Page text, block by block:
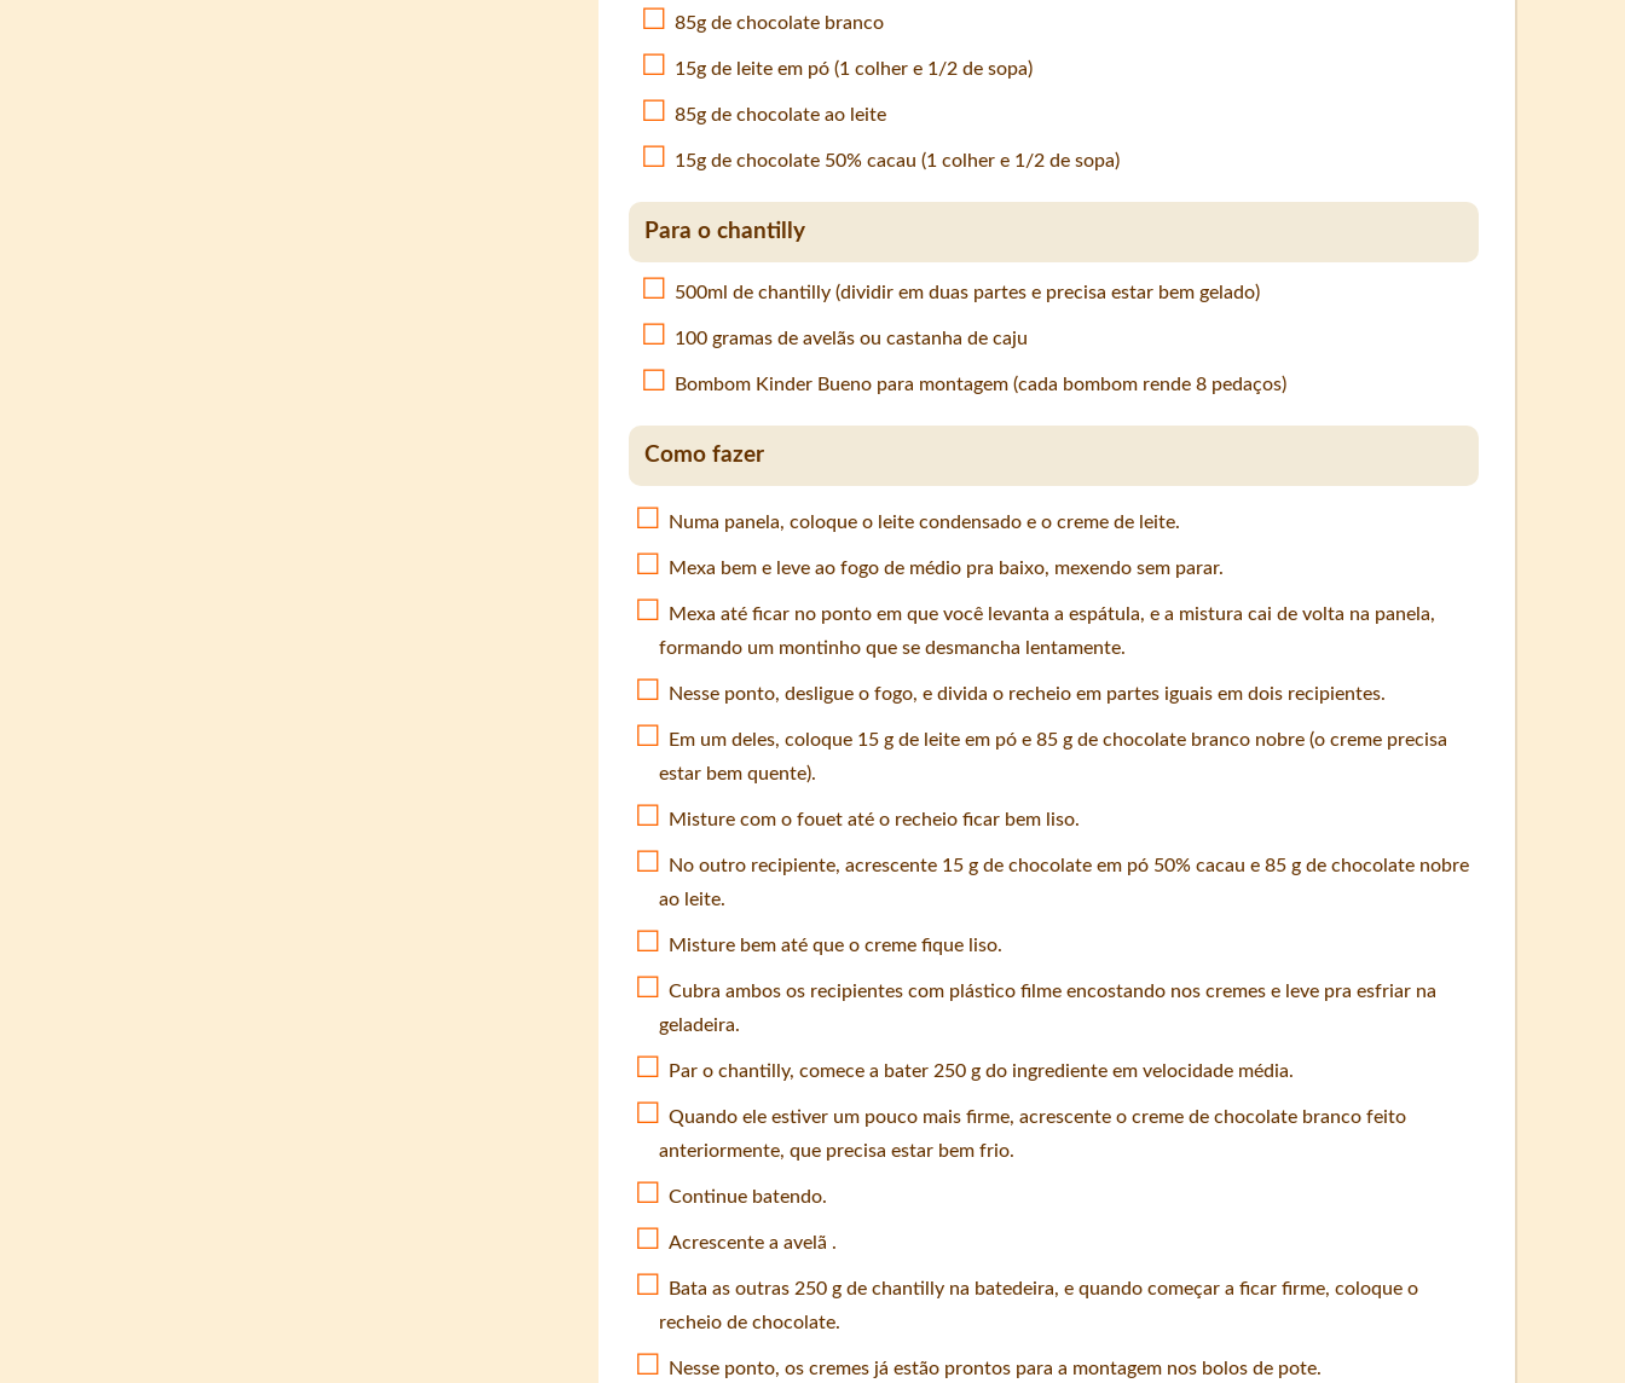
85g de chocolate branco
15g de leite em pó (1 colher e 1/2 de sopa)
85g de chocolate ao leite
15g de chocolate 50% cacau (1 colher e 1/2 de sopa)
Para o chantilly
500ml de chantilly (dividir em duas partes e precisa estar bem gelado)
100 gramas de avelãs ou castanha de caju
Bombom Kinder Bueno para montagem (cada bombom rende 8 pedaços)
Como fazer
Numa panela, coloque o leite condensado e o creme de leite.
Mexa bem e leve ao fogo de médio pra baixo, mexendo sem parar.
Mexa até ficar no ponto em que você levanta a espátula, e a mistura cai de volta na panela,
formando um montinho que se desmancha lentamente.
Nesse ponto, desligue o fogo, e divida o recheio em partes iguais em dois recipientes.
Em um deles, coloque 15 g de leite em pó e 85 g de chocolate branco nobre (o creme precisa
estar bem quente).
Misture com o fouet até o recheio ficar bem liso.
No outro recipiente, acrescente 15 g de chocolate em pó 50% cacau e 85 g de chocolate nobre
ao leite.
Misture bem até que o creme fique liso.
Cubra ambos os recipientes com plástico filme encostando nos cremes e leve pra esfriar na
geladeira.
Par o chantilly, comece a bater 250 g do ingrediente em velocidade média.
Quando ele estiver um pouco mais firme, acrescente o creme de chocolate branco feito
anteriormente, que precisa estar bem frio.
Continue batendo.
Acrescente a avelã .
Bata as outras 250 g de chantilly na batedeira, e quando começar a ficar firme, coloque o
recheio de chocolate.
Nesse ponto, os cremes já estão prontos para a montagem nos bolos de pote.